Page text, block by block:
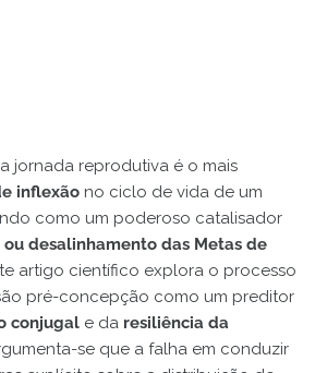
jornada reprodutiva é o mais
inflexão no ciclo de vida de um
como um poderoso catalisador
desalinhamento das Metas de
artigo científico explora o processo
pré-concepção como um preditor
conjugal e da resiliência da
se que a falha em conduzir